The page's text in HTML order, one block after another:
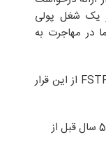
یک شغل پولی
در مهاجرت به
حداقل تجربه کاری مورد نیاز برای برنامه FSTP از این قرار
شما باید 2 سال سابقه کار تمام‌وقت در 5 سال قبل ‌از